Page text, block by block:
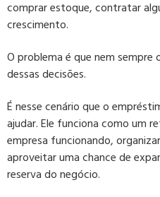
comprar estoque, contratar
crescimento.
O problema é que nem
dessas decisões.
É nesse cenário que o
ajudar. Ele funciona como um
empresa funcionando,
aproveitar uma chance de
reserva do negócio.